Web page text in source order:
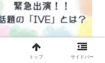
・有吉夜会に出演して
「IVE」って？
トップ サイドバー